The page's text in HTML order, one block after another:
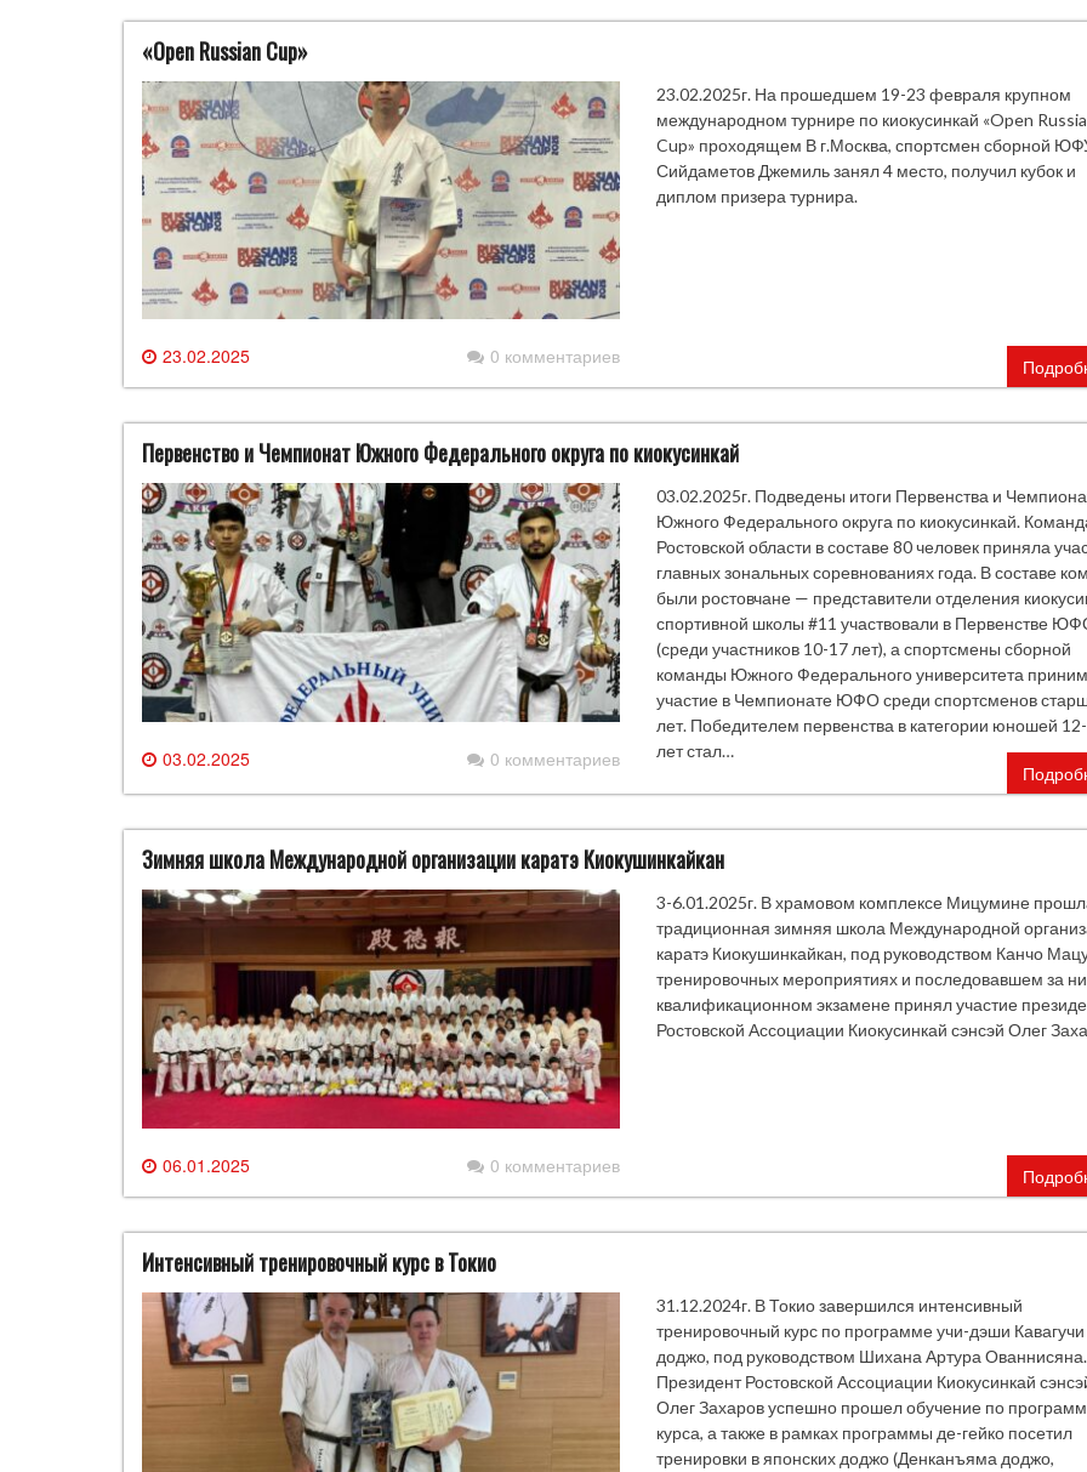
«Open Russian Cup»
23.02.2025 0 комментариев
23.02.2025г. На прошедшем 19-23 февраля крупном
международном турнире по киокусинкай «Open
Cup» проходящем В г.Москва, спортсмен сборной
Сийдаметов Джемиль занял 4 место, получил кубок и
диплом призера турнира.
Первенство и Чемпионат Южного Федерального округа по киокусинкай
03.02.2025 0 комментариев
03.02.2025г. Подведены итоги Первенства и
Южного Федерального округа по киокусинкай.
Ростовской области в составе 80 человек приняла
главных зональных соревнованиях года. В составе
были ростовчане — представители отделения
спортивной школы #11 участвовали в Первенстве
(среди участников 10-17 лет), а спортсмены сборной
команды Южного Федерального университета
участие в Чемпионате ЮФО среди спортсменов
лет. Победителем первенства в категории юношей
лет стал…
Зимняя школа Международной организации каратэ Киокушинкайкан
06.01.2025 0 комментариев
3-6.01.2025г. В храмовом комплексе Мицумине
традиционная зимняя школа Международной
каратэ Киокушинкайкан, под руководством Канчо
тренировочных мероприятиях и последовавшем за
квалификационном экзамене принял участие
Ростовской Ассоциации Киокусинкай сэнсэй Олег
Интенсивный тренировочный курс в Токио
31.12.2024г. В Токио завершился интенсивный
тренировочный курс по программе учи-дэши Кавагучи
доджо, под руководством Шихана Артура Ованнисяна.
Президент Ростовской Ассоциации Киокусинкай
Олег Захаров успешно прошел обучение по
курса, а также в рамках программы де-гейко посетил
тренировки в японских доджо (Денканъяма доджо,